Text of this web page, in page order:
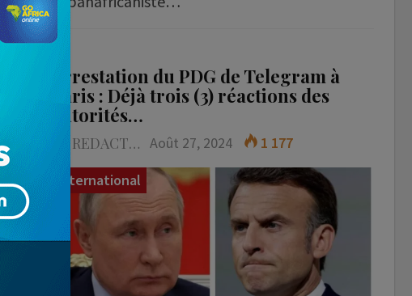
Arrestation du PDG de Telegram à
Paris : Déjà trois (3) réactions des
autorités…
LA REDACTION Août 27, 2024
1 177
International